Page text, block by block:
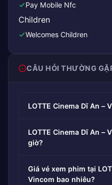
Pay Mobile Nfc
Children
Welcomes Children
CÂU HỎI THƯỜNG
LOTTE Cinema Dĩ An –
LOTTE Cinema Dĩ An –
giờ?
Giá vé xem phim tại
Vincom bao nhiêu?